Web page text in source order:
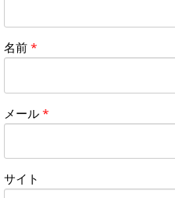
名前 *
メール *
サイト